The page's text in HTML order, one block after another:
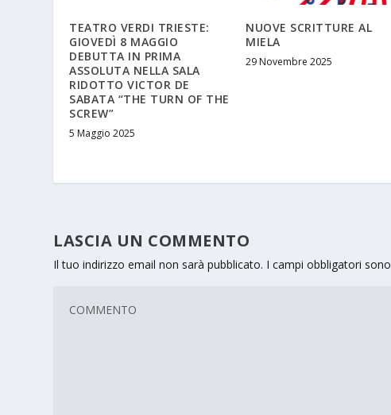
TEATRO VERDI TRIESTE:
GIOVEDÌ 8 MAGGIO
DEBUTTA IN PRIMA
ASSOLUTA NELLA SALA
RIDOTTO VICTOR DE
SABATA “THE TURN OF THE
SCREW”
5 Maggio 2025
NUOVE SCRITTURE AL
MIELA
29 Novembre 2025
LASCIA UN COMMENTO
Il tuo indirizzo email non sarà pubblicato. I campi obbligatori